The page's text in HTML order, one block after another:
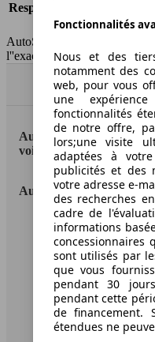
Responsabilité civile
HSN/TSN
AutoScout24 France SAS
l''exactitude des indications
AutoScout24: la plus
voitures en Europe
AutoScout24
A propos
Conditions
Informations légales
Protection des
Accessibility
Fonctionnalités
Nous et des
notamment des
web, pour vous
une
fonctionnalités
de notre offre,
lors;une visite
adaptées à
publicités et des
votre adresse e-
des recherches
cadre de
informations
concessionnaires
sont utilisés par
que vous
pendant 30
pendant cette
de financement.
étendues ne